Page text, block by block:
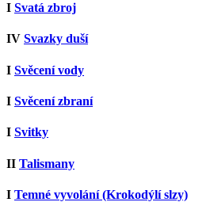
I Svatá zbroj
IV Svazky duší
I Svěcení vody
I Svěcení zbraní
I Svitky
II Talismany
I Temné vyvolání (Krokodýlí slzy)